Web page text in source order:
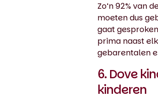
Zo’n 92% van
moeten dus
gaat
prima naast
gebarentalen
6. Dove
kinderen